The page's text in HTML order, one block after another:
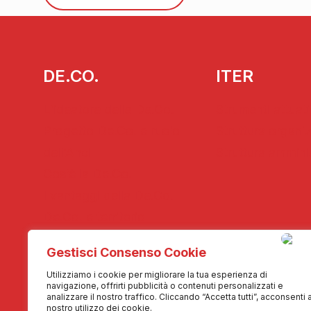
Gestisci Consenso Cookie
Utilizziamo i cookie per migliorare la tua esperienza di
navigazione, offrirti pubblicità o contenuti personalizzati e
analizzare il nostro traffico. Cliccando “Accetta tutti”, acconsenti
nostro utilizzo dei cookie.
DE.CO.
MEDIA
Fotogallery
ITER
Contattaci